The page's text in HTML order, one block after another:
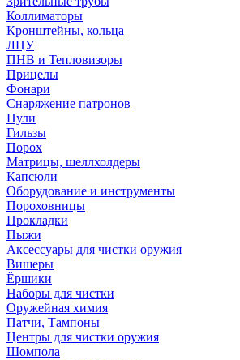
Коллиматоры
Кронштейны, кольца
ЛЦУ
ПНВ и Тепловизоры
Прицелы
Фонари
Снаряжение патронов
Пули
Гильзы
Порох
Матрицы, шеллхолдеры
Капсюли
Оборудование и инструменты
Пороховницы
Прокладки
Пыжи
Аксессуары для чистки оружия
Вишеры
Ёршики
Наборы для чистки
Оружейная химия
Патчи, Тампоны
Центры для чистки оружия
Шомпола